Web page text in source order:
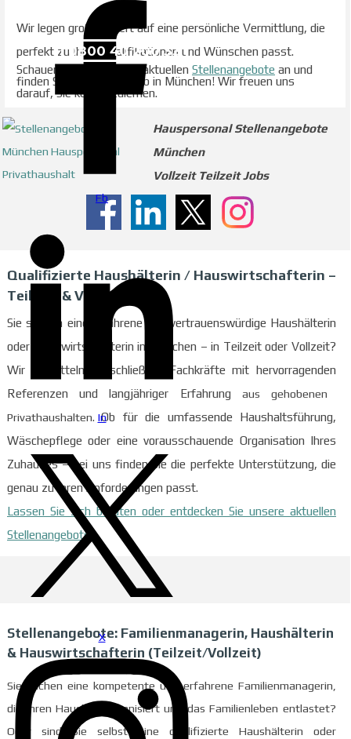
Wir legen großen Wert auf eine persönliche Vermittlung, die
perfekt zu Ihren Qualifikationen und Wünschen passt.
Schauen Sie sich unsere aktuellen Stellenangebote an und
finden Sie Ihren Traumjob in München! Wir freuen uns
darauf, Sie kennenzulernen.
Hauspersonal Stellenangebote
München
Vollzeit Teilzeit Jobs
Qualifizierte Haushälterin / Hauswirtschafterin –
Teilzeit & Vollzeit
Sie suchen eine erfahrene und vertrauenswürdige Haushälterin
oder Hauswirtschafterin in München – in Teilzeit oder Vollzeit?
Wir vermitteln ausschließlich Fachkräfte mit hervorragenden
Referenzen
und langjähriger Erfahrung aus gehobenen
Privathaushalten.Ob für die umfassende Haushaltsführung,
Wäschepflege oder eine vorausschauende Organisation Ihres
Zuhauses – bei uns finden Sie die perfekte Unterstützung, die
genau zu Ihren Anforderungen passt.
Lassen Sie sich beraten oder entdecken Sie unsere aktuellen
Stellenangebote!
Stellenangebote: Familienmanagerin, Haushälterin
& Hauswirtschafterin (Teilzeit/Vollzeit)
Sie suchen eine kompetente und erfahrene Familienmanagerin,
die Ihren Haushalt organisiert und das Familienleben entlastet?
Oder sind Sie selbst eine qualifizierte Haushälterin oder
0800 40 200 33
Fb
In
X